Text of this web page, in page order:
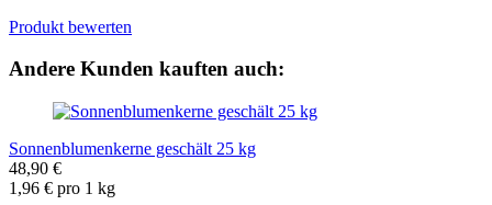
Produkt bewerten
Andere Kunden kauften auch:
Sonnenblumenkerne geschält 25 kg
48,90 €
1,96 € pro 1 kg